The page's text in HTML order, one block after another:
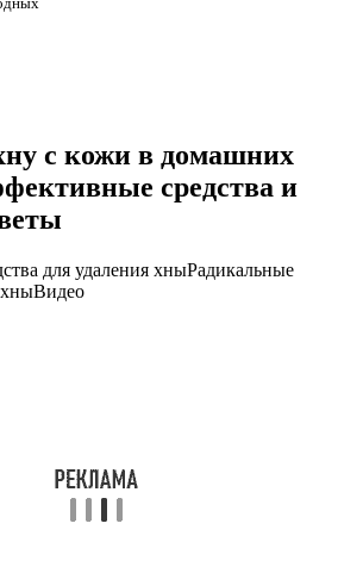
с кожи в домашних
средства и
для удаления хныРадикальные